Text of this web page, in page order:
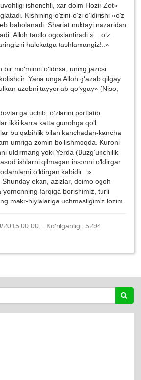
ishonchli, xar doim Hozir Zot»
Kishining o‘zini-o‘zi o‘ldirishi «o‘z
baholanadi. Shariat nuktayi nazaridan
Alloh taollo ogoxlantiradi:»... o‘z
halokatga tashlamangiz!..»
mo‘minni o‘ldirsa, uning jazosi
Yana unga Alloh g‘azab qilgay,
azobni tayyorlab qo‘ygay» (Niso,
uchib, o‘zlarini portlatib
ikki karra katta gunohga qo‘l
bu qabihlik bilan kanchadan-kancha
umriga zomin bo‘lishmoqda. Kuroni
uldirmang yoki Yerda (Buzg‘unchilik
ishlarni qilmagan insonni o‘ldirgan
o‘ldirgan kabidir...»
ekan, azizlar, doimo ogoh
yomonning farqiga borishimiz, turli
makr-hiylalariga uchmasligimiz lozim.
2015 00:00; Ko‘rilganligi: 5294